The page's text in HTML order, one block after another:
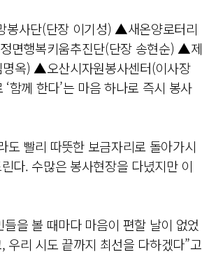
사단(단장 이기성) ▲새온양로터리
면행복키움추진단(단장 송현순) ▲제
옥) ▲오산시자원봉사센터(이사장
께 한다’는 마음 하나로 즉시 봉사
도 빨리 따뜻한 보금자리로 돌아가시
다. 수많은 봉사현장을 다녔지만 이
을 볼 때마다 마음이 편할 날이 없었
우리 시도 끝까지 최선을 다하겠다”고